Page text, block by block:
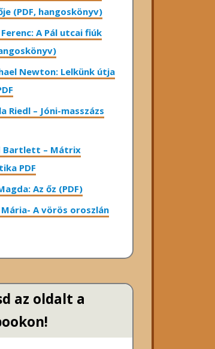
(PDF, hangoskönyv)
A Pál utcai fiúk
Newton: Lelkünk útja
Riedl – Jóni-masszázs
Bartlett – Mátrix
PDF
Az őz (PDF)
Mária- A vörös oroszlán
az oldalt a